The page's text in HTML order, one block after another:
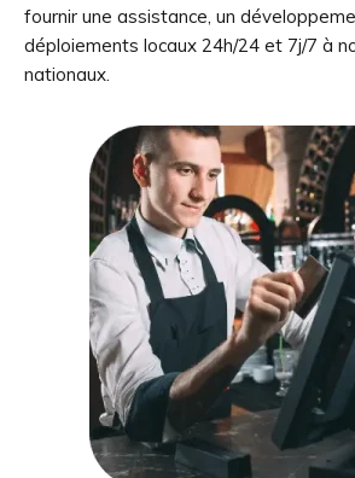
fournir une assistance, un
déploiements locaux 24h/24 et 7j/7 à
nationaux.